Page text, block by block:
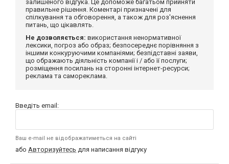
залишеного відгука. Це допоможе багатьом прийняти
правильне рішення. Коментарі призначені для
спілкування та обговорення, а також для роз'яснення
питань, що цікавлять.
Не дозволяється: використання ненормативної
лексики, погроз або образ; безпосереднє порівняння з
іншими конкуруючими компаніями; безпідставні заяви,
що ображають діяльність компанії і / або її послуги;
розміщення посилань на сторонні інтернет-ресурси;
реклама та самореклама.
Введіть email:
Ваш e-mail не відображатиметься на сайті
або Авторизуйтесь для написання відгуку